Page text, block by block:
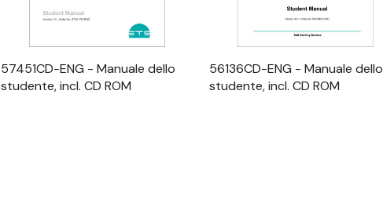
57451CD-ENG - Manuale dello
studente, incl. CD ROM
56136CD-ENG - Manuale dello
studente, incl. CD ROM